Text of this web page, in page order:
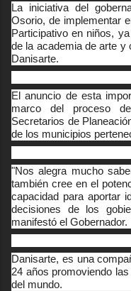
La iniciativa del
Osorio, de implementar
Participativo en niños,
de la academia de arte y
Danisarte.
El anuncio de esta
marco del proceso
Secretarios de
de los municipios
"Nos alegra mucho
también cree en el
capacidad para aportar
decisiones de los
manifestó el Gobernador.
Danisarte, es una
24 años promoviendo
del mundo.